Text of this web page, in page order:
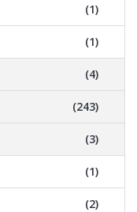
(1)
(1)
(4)
(243)
(3)
(1)
(2)